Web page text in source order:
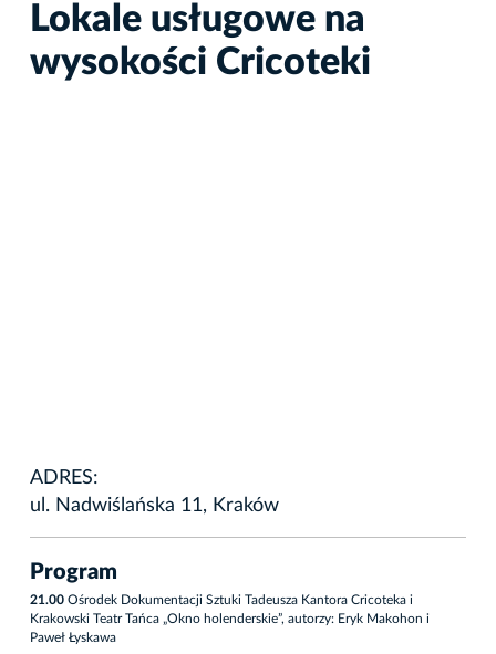
Lokale usługowe na
wysokości Cricoteki
ADRES:
ul. Nadwiślańska 11, Kraków
Program
21.00 Ośrodek Dokumentacji Sztuki Tadeusza Kantora Cricoteka i
Krakowski Teatr Tańca „Okno holenderskie”, autorzy: Eryk Makohon i
Paweł Łyskawa